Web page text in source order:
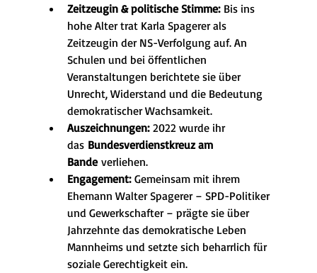
Zeitzeugin & politische Stimme: Bis ins
hohe Alter trat Karla Spagerer als
Zeitzeugin der NS-Verfolgung auf. An
Schulen und bei öffentlichen
Veranstaltungen berichtete sie über
Unrecht, Widerstand und die Bedeutung
demokratischer Wachsamkeit.
Auszeichnungen: 2022 wurde ihr
das Bundesverdienstkreuz am
Bande verliehen.
Engagement: Gemeinsam mit ihrem
Ehemann Walter Spagerer – SPD-Politiker
und Gewerkschafter – prägte sie über
Jahrzehnte das demokratische Leben
Mannheims und setzte sich beharrlich für
soziale Gerechtigkeit ein.